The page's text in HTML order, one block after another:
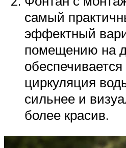
самый
эффектный
помещению на
циркуляция
сильнее и
более красив.